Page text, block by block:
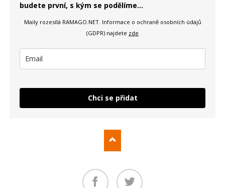
budete první, s kým se podělíme...
Maily rozesílá RAMAGO.NET. Informace o ochraně osobních údajů
(GDPR) najdete zde
Chci se přidat